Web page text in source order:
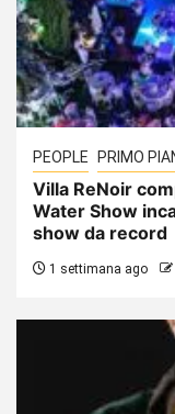
PEOPLE PRIMO
Villa ReNoir
Water Show
show da record
1 settimana ago